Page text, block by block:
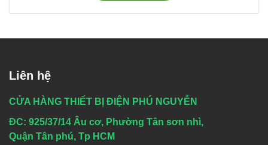
Liên hệ
CỬA HÀNG THIẾT BỊ ĐIỆN PHÚ NGUYỄN
ĐC: 925/37/14 Âu cơ, Phường Tân sơn nhì,
Quận Tân phú, Tp HCM